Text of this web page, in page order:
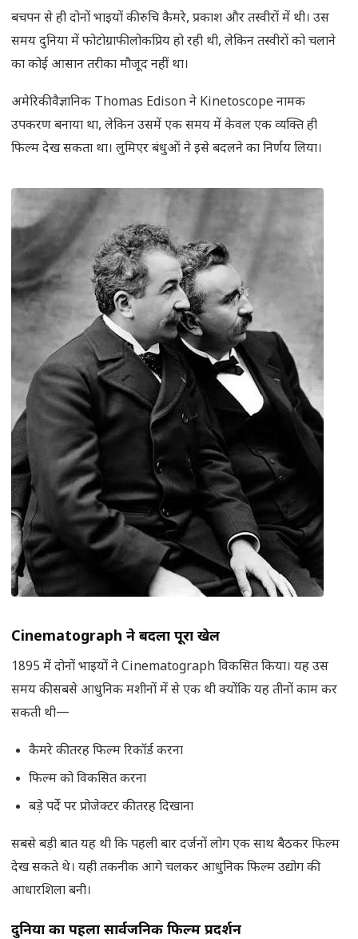
बचपन से ही दोनों भाइयों की रुचि कैमरे, प्रकाश और तस्वीरों में थी। उस
समय दुनिया में फोटोग्राफी लोकप्रिय हो रही थी, लेकिन तस्वीरों को चलाने
का कोई आसान तरीका मौजूद नहीं था।
अमेरिकी वैज्ञानिक Thomas Edison ने Kinetoscope नामक
उपकरण बनाया था, लेकिन उसमें एक समय में केवल एक व्यक्ति ही
फिल्म देख सकता था। लुमिएर बंधुओं ने इसे बदलने का निर्णय लिया।
Cinematograph ने बदला पूरा खेल
1895 में दोनों भाइयों ने Cinematograph विकसित किया। यह उस
समय की सबसे आधुनिक मशीनों में से एक थी क्योंकि यह तीनों काम कर
सकती थी—
कैमरे की तरह फिल्म रिकॉर्ड करना
फिल्म को विकसित करना
बड़े पर्दे पर प्रोजेक्टर की तरह दिखाना
सबसे बड़ी बात यह थी कि पहली बार दर्जनों लोग एक साथ बैठकर फिल्म
देख सकते थे। यही तकनीक आगे चलकर आधुनिक फिल्म उद्योग की
आधारशिला बनी।
दुनिया का पहला सार्वजनिक फिल्म प्रदर्शन